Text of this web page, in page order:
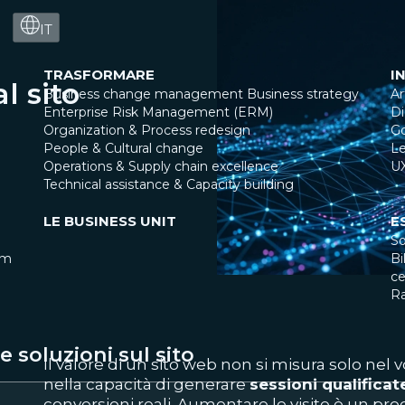
IT
TRASFORMARE
Business change management Business strategy
Enterprise Risk Management (ERM)
Organization & Process redesign
People & Cultural change
Operations & Supply chain excellence
Technical assistance & Capacity building
LE BUSINESS UNIT
soluzioni sul sito
sito
Il valore di un sito web non si misura solo nel
nella capacità di generaresessioni